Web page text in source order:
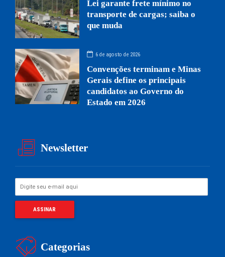
Lei garante frete mínimo no
transporte de cargas; saiba o
que muda
6 de agosto de 2026
Convenções terminam e Minas
Gerais define os principais
candidatos ao Governo do
Estado em 2026
Newsletter
Categorias